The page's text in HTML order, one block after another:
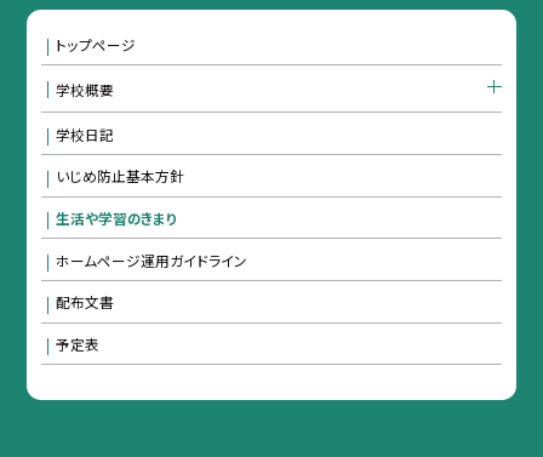
トップページ
学校概要
学校日記
いじめ防止基本方針
生活や学習のきまり
ホームページ運用ガイドライン
配布文書
予定表